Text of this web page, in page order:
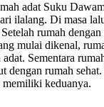
adat Suku
ilalang. Di masa
rumah
mulai dikenal,
Sementara
dengan rumah
keduanya.